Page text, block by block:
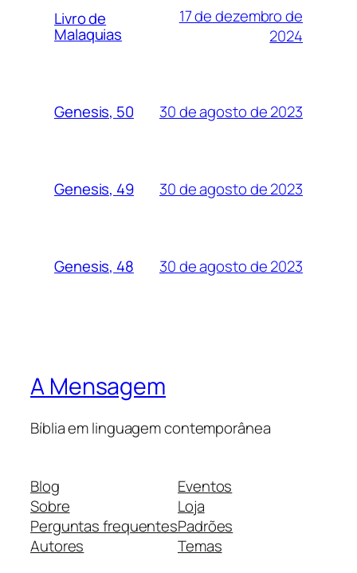
Livro de
Malaquias
17 de dezembro de
2024
Genesis, 50 30 de agosto de 2023
Genesis, 49 30 de agosto de 2023
Genesis, 48 30 de agosto de 2023
A Mensagem
Bíblia em linguagem contemporânea
Blog
Sobre
Perguntas frequentes
Autores
Eventos
Loja
Padrões
Temas